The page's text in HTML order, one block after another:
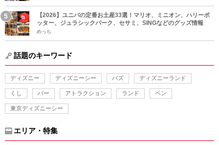
【2026】ユニバの定番お土産33選！マリオ、ミニオン、ハリーポ
ッター、ジュラシックパーク、セサミ、SINGなどのグッズ情報
めっち
話題のキーワード
ディズニー ディズニーシー バズ ディズニーランド
くし バー アトラクション ランド ペン
東京ディズニーシー
エリア・特集